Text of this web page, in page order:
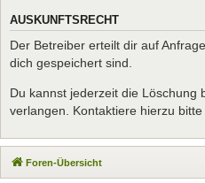
AUSKUNFTSRECHT
Der Betreiber erteilt dir auf
dich gespeichert sind.
Du kannst jederzeit die Löschung
verlangen. Kontaktiere hierzu
Foren-Übersicht